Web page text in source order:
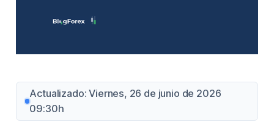
Actualizado: Viernes, 26 de junio de 2026
09:30h